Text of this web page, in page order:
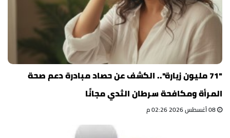
"71 مليون زيارة".. الكشف عن حصاد مبادرة دعم صحة
المرأة ومكافحة سرطان الثدي مجانًا